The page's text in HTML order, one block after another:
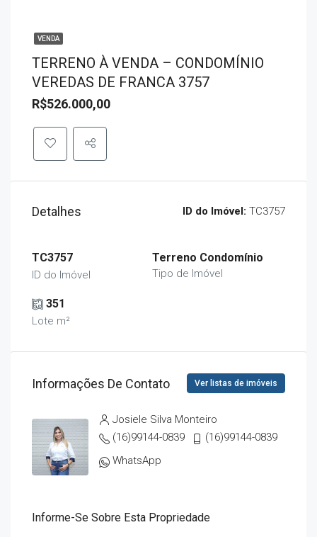
VENDA
TERRENO À VENDA – CONDOMÍNIO
VEREDAS DE FRANCA 3757
R$526.000,00
Detalhes ID do Imóvel: TC3757
TC3757
ID do Imóvel
Terreno Condomínio
Tipo de Imóvel
351
Lote m²
Informações De Contato Ver listas de imóveis
Josiele Silva Monteiro
(16)99144-0839
(16)99144-0839
WhatsApp
Informe-Se Sobre Esta Propriedade